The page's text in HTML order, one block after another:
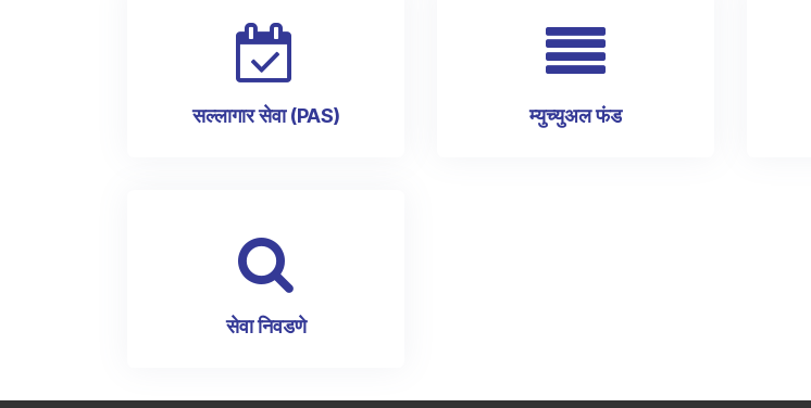
सल्लागार सेवा (PAS) म्युच्युअल फंड
सेवा निवडणे